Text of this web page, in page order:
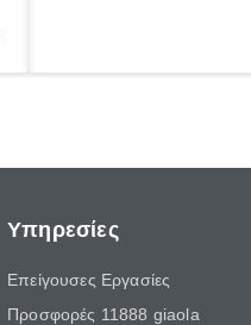
πληροφορίες για το
Υπηρεσίες
Επείγουσες Εργασίες
Προσφορές 11888 giaola